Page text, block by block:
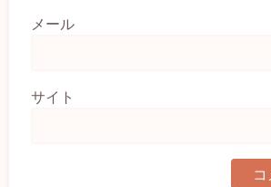
メール
サイト